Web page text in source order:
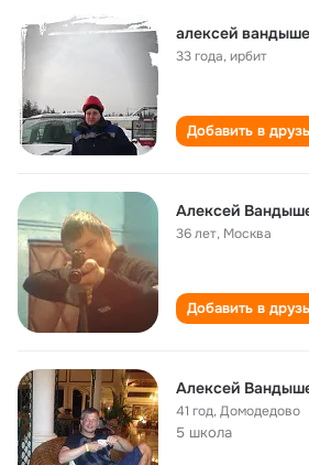
алексей
33 года,ирбит
Добавить в
Алексей
36 лет, Москва
Добавить в
Алексей
41 год,Домодедово
5 школа